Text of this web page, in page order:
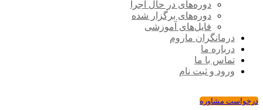
دوره‌های در حال اجرا
دوره‌های برگزار شده
فایل‌های آموزشی
درمانگران ماروم
درباره ما
تماس با ما
ورود و ثبت نام
درخواست مشاوره